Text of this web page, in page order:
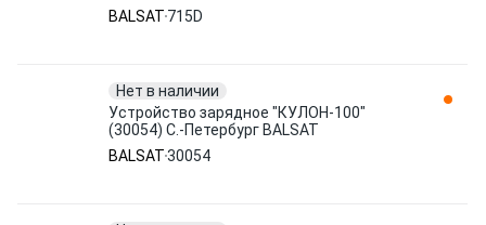
BALSAT 715D
Нет в наличии
Устройство зарядное "КУЛОН-100"
(30054) С.-Петербург BALSAT
BALSAT30054